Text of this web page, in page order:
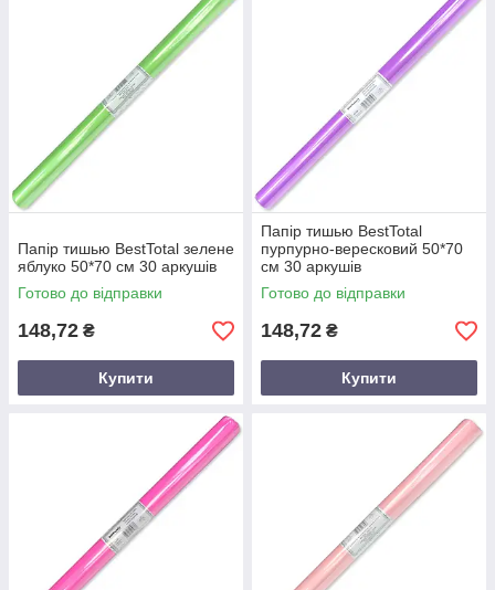
Папір тишью BestTotal зелене
яблуко 50*70 см 30 аркушів
Готово до відправки
148,72 ₴
Купити
Папір тишью BestTotal
пурпурно-вересковий 50*70
см 30 аркушів
Готово до відправки
148,72 ₴
Купити